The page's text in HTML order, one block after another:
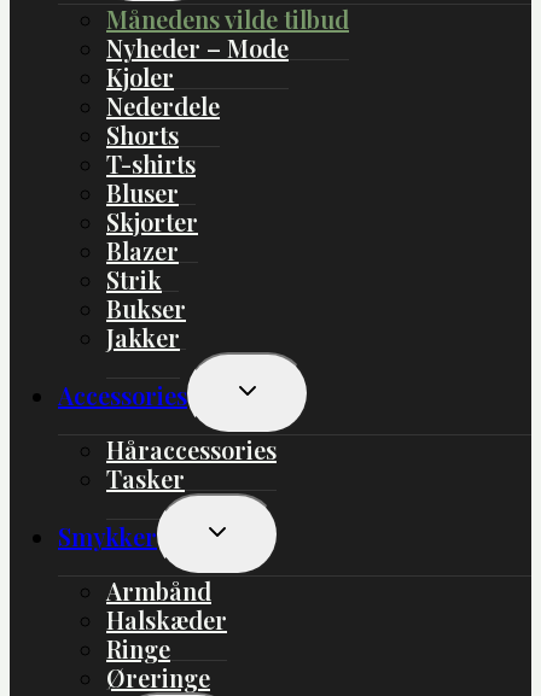
Månedens vilde tilbud
Nyheder – Mode
Kjoler
Nederdele
Shorts
T-shirts
Bluser
Skjorter
Blazer
Strik
Bukser
Jakker
Accessories
Skift
Undermenu
Håraccessories
Tasker
Smykker
Skift
Undermenu
Armbånd
Halskæder
Ringe
Øreringe